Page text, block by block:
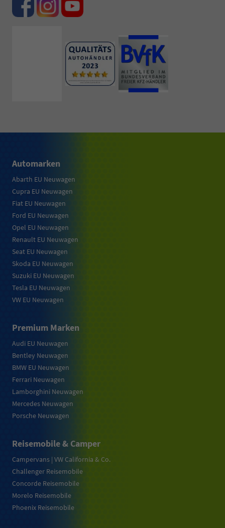
Automarken
Abarth EU Neuwagen
Cupra EU Neuwagen
Fiat EU Neuwagen
Ford EU Neuwagen
Opel EU Neuwagen
Renault EU Neuwagen
Seat EU Neuwagen
Skoda EU Neuwagen
Suzuki EU Neuwagen
Tesla EU Neuwagen
VW EU Neuwagen
Premium Marken
Audi EU Neuwagen
Bentley Neuwagen
BMW EU Neuwagen
Ferrari Neuwagen
Lamborghini Neuwagen
Mercedes Neuwagen
Porsche Neuwagen
Reisemobile & Camper
Campervans | VW California & Co.
Challenger Reisemobile
Concorde Reisemobile
Morelo Reisemobile
Phoenix Reisemobile